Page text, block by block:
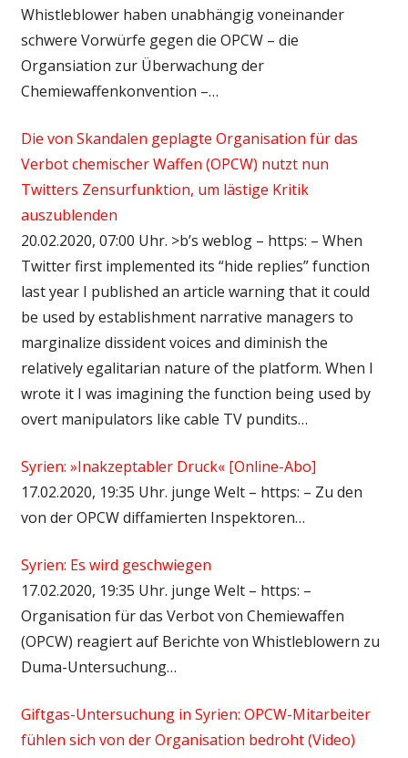
Whistleblower haben unabhängig voneinander
schwere Vorwürfe gegen die OPCW – die
Organsiation zur Überwachung der
Chemiewaffenkonvention –…
Die von Skandalen geplagte Organisation für das
Verbot chemischer Waffen (OPCW) nutzt nun
Twitters Zensurfunktion, um lästige Kritik
auszublenden
20.02.2020, 07:00 Uhr. >b’s weblog – https: – When
Twitter first implemented its “hide replies” function
last year I published an article warning that it could
be used by establishment narrative managers to
marginalize dissident voices and diminish the
relatively egalitarian nature of the platform. When I
wrote it I was imagining the function being used by
overt manipulators like cable TV pundits…
Syrien: »Inakzeptabler Druck« [Online-Abo]
17.02.2020, 19:35 Uhr. junge Welt – https: – Zu den
von der OPCW diffamierten Inspektoren…
Syrien: Es wird geschwiegen
17.02.2020, 19:35 Uhr. junge Welt – https: –
Organisation für das Verbot von Chemiewaffen
(OPCW) reagiert auf Berichte von Whistleblowern zu
Duma-Untersuchung…
Giftgas-Untersuchung in Syrien: OPCW-Mitarbeiter
fühlen sich von der Organisation bedroht (Video)